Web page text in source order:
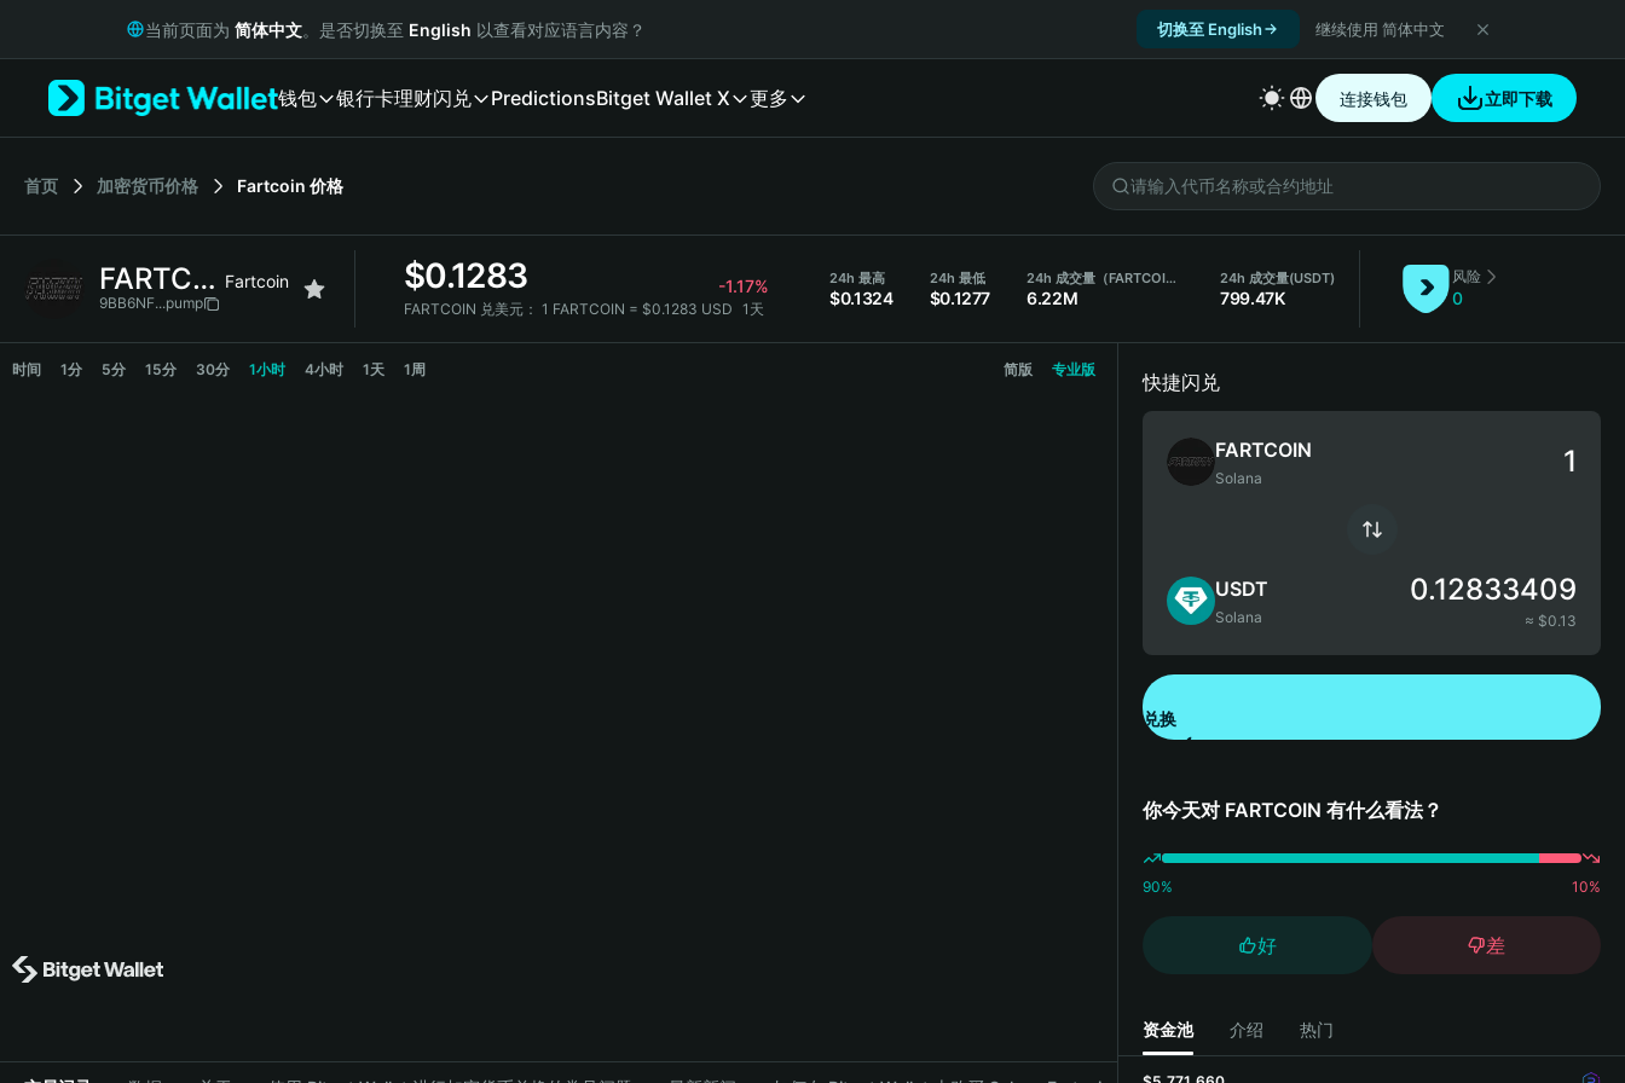
Русский
Italiano
简体中文
繁體中文
Bahasa Indonesia
当前页面为 简体中文。是否切换至 English 以查看对应语言内容？ 切换至 English 继续使用 简体中文
钱包 银行卡理财闪兑 PredictionsBitget Wallet X 更多 连接钱包 立即下载
首页 加密货币价格 Fartcoin 价格
FARTCOIN Fartcoin
9BB6NF...pump
$0.1283 -1.17%
FARTCOIN 兑美元： 1 FARTCOIN = $0.1283 USD 1天
24h 最高
$0.1324
24h 最低
$0.1277
24h 成交量（FARTCOIN）
6.22M
24h 成交量(USDT)
799.47K
风险
0
FARTCOIN 价格走势图
时间 1分 5分 15分 30分 1小时 4小时 1天 1周 简版 专业版
快捷闪兑
FARTCOIN
Solana
USDT
Solana
0.12833409
≈ $0.13
兑换
你今天对 FARTCOIN 有什么看法？
90% 10%
好 差
资金池 介绍 热门